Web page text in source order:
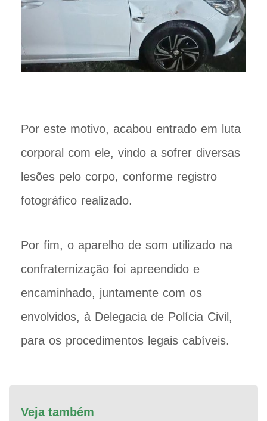
Por este motivo, acabou entrado em luta
corporal com ele, vindo a sofrer diversas
lesões pelo corpo, conforme registro
fotográfico realizado.
Por fim, o aparelho de som utilizado na
confraternização foi apreendido e
encaminhado, juntamente com os
envolvidos, à Delegacia de Polícia Civil,
para os procedimentos legais cabíveis.
Veja também